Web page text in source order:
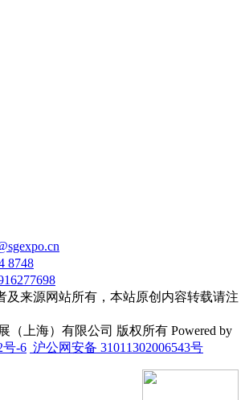
8748
及来源网站所有，本站原创内容转载请注
（上海）有限公司 版权所有 Powered by
号-6 沪公网安备 31011302006543号